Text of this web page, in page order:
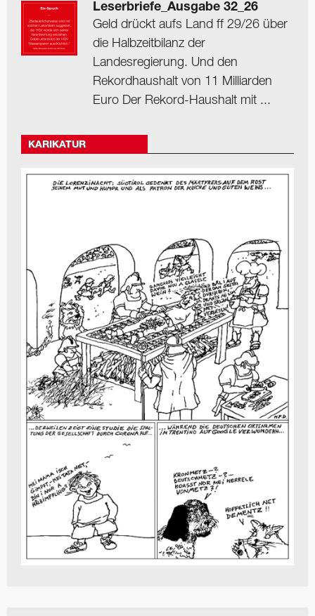
Leserbriefe_Ausgabe 32_26
Geld drückt aufs Land ff 29/26 über
die Halbzeitbilanz der
Landesregierung. Und den
Rekordhaushalt von 11 Milliarden
Euro Der Rekord-Haushalt mit ...
KARIKATUR